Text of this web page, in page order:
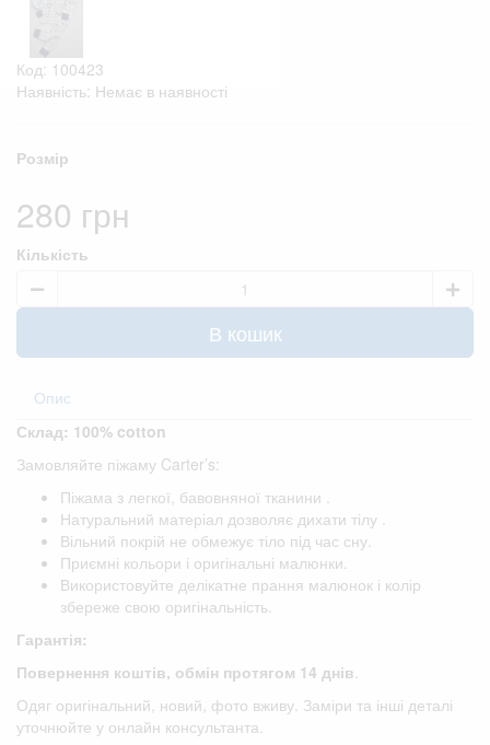
Код: 100423
Наявність: Немає в наявності
Розмір
280 грн
Кількість
В кошик
Опис
Склад: 100% cotton
Замовляйте піжаму Carter’s:
Піжама з легкої, бавовняної тканини .
Натуральний матеріал дозволяє дихати тілу .
Вільний покрій не обмежує тіло під час сну.
Приємні кольори і оригінальні малюнки.
Використовуйте делікатне прання малюнок і колір
збереже свою оригінальність.
Гарантія:
Повернення коштів, обмін протягом 14 днів
Одяг оригінальний, новий, фото вживу. Заміри та інші деталі
уточнюйте у онлайн консультанта.